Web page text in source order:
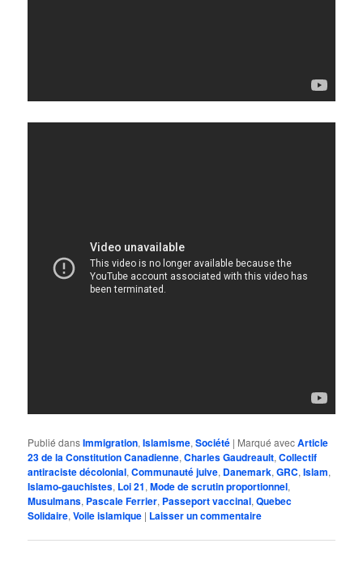
Publié dansImmigration,Islamisme,Société | Marqué avecArticle
23 de la Constitution Canadienne,Charles Gaudreault,Collectif
antiraciste décolonial,Communauté juive, Danemark,GRC,Islam,
Islamo-gauchistes, Loi 21,Mode de scrutin proportionnel,
Musulmans, Pascale Ferrier, Passeport vaccinal,Quebec
Solidaire,Voile islamique | Laisser un commentaire